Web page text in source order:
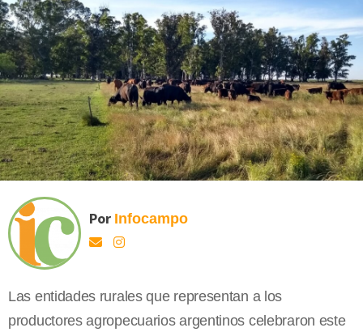
Por Infocampo
Las entidades rurales que representan a los
productores agropecuarios argentinos celebraron este